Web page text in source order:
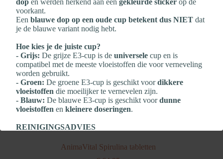
dop en werden herkend aan een gekleurde sticker op de
voorkant.
Een blauwe dop op een oude cup betekent dus NIET dat
je de blauwe variant nodig hebt.
Hoe kies je de juiste cup?
- Grijs: De grijze E3‑cup is de universele cup en is
compatibel met de meeste vloeistoffen die voor verneveling
worden gebruikt.
- Groen: De groene E3‑cup is geschikt voordikkere
vloeistoffen die moeilijker te vernevelen zijn.
- Blauw: De blauwe E3‑cup is geschikt voordunne
vloeistoffen en kleinere doseringen.
REINIGINGSADVIES
NA elke verneveling te reinigen:
- Reinig de Flexineb E3‑cup
AnimaVital Spirulina tabletten